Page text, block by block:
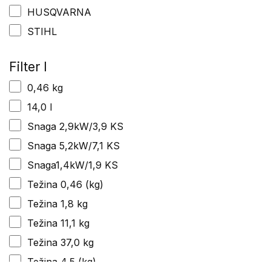
HUSQVARNA
STIHL
Filter I
0,46 kg
14,0 l
Snaga 2,9kW/3,9 KS
Snaga 5,2kW/7,1 KS
Snaga1,4kW/1,9 KS
Težina 0,46 (kg)
Težina 1,8 kg
Težina 11,1 kg
Težina 37,0 kg
Težina 4,5 (kg)